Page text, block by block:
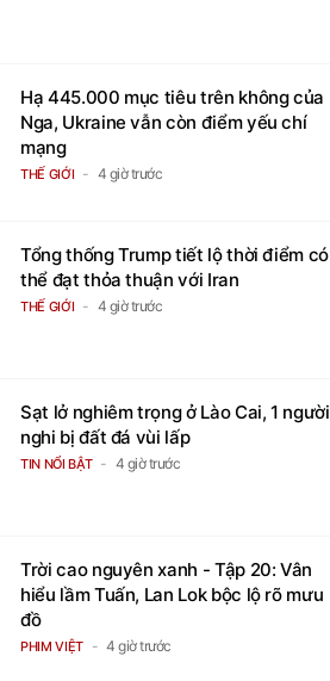
Hạ 445.000 mục tiêu trên không của
Nga, Ukraine vẫn còn điểm yếu chí
mạng
THẾ GIỚI 4 giờ trước
Tổng thống Trump tiết lộ thời điểm có
thể đạt thỏa thuận với Iran
THẾ GIỚI 4 giờ trước
Sạt lở nghiêm trọng ở Lào Cai, 1 người
nghi bị đất đá vùi lấp
TIN NỔI BẬT 4 giờ trước
Trời cao nguyên xanh - Tập 20: Vân
hiểu lầm Tuấn, Lan Lok bộc lộ rõ mưu
đồ
PHIM VIỆT 4 giờ trước